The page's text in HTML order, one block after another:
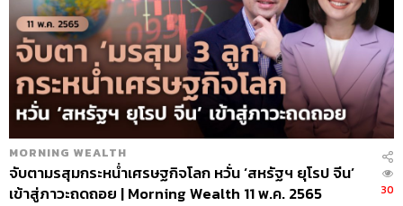
MORNING WEALTH
จับตามรสุมกระหน่ำเศรษฐกิจโลก หวั่น ‘สหรัฐฯ ยุโรป จีน’
เข้าสู่ภาวะถดถอย | Morning Wealth 11 พ.ค. 2565
30